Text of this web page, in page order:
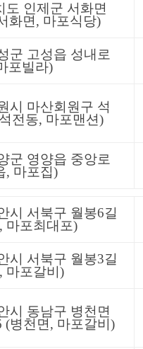
도 인제군 서화면
화면, 마포식당)
군 고성읍 성내로
포빌라)
시 마산회원구 석
전동, 마포맨션)
군 영양읍 중앙로
, 마포집)
시 서북구 월봉6길
마포최대포)
시 서북구 월봉3길
마포갈비)
시 동남구 병천면
(병천면, 마포갈비)